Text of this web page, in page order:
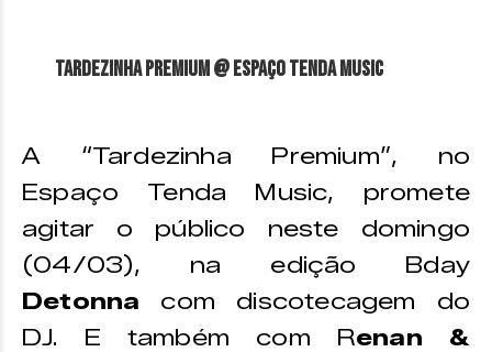
Tardezinha Premium @ Espaço Tenda Music
A “Tardezinha Premium”, no
Espaço Tenda Music, promete
agitar o público neste domingo
(04/03), na edição Bday
Detonna com discotecagem do
DJ. E também com Renan &